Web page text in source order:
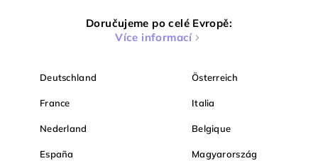
Doručujeme po celé Evropě:
Více informací
Deutschland Österreich
France Italia
Nederland Belgique
España Magyarország